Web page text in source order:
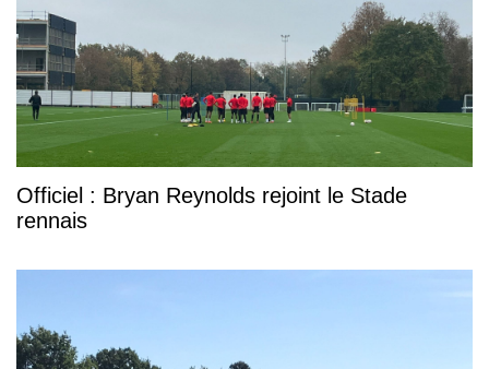
Officiel : Bryan Reynolds rejoint le Stade
rennais